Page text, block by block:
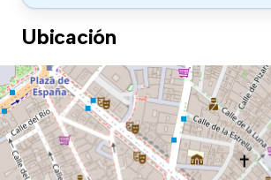
Ubicación